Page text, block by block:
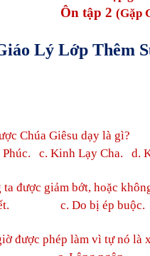
Ôn tập 2 (Gặp
Lý Lớp Thêm
Chúa Giêsu dạy là gì?
Phúc. c. Kinh Lạy Cha. d.
được giảm bớt, hoặc
c. Do bị ép
được phép làm vì tự nó là